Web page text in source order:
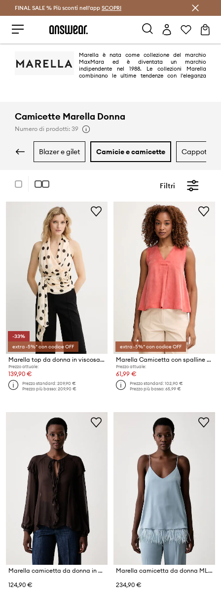
Risparmia con Answear Club >
FINAL SALE % Più sconti nell'app SCOPRI
Marella è nata come collezione del marchio
MaxMara ed è diventata un marchio
indipendente nel 1988. Le collezioni Marella
combinano le ultime tendenze con l'eleganza
Camicette Marella Donna
Numero di prodotti: 39
blazer e gilet camicie e camicette cappotti
Filtri
-33%
extra -5%* con codice OFF
Marella top da donna in viscosa CABINA
Prezzo attuale:
139,90 €
Prezzo standard:209,90 €
Prezzo più basso:209,90 €
extra -5%* con codice OFF
Marella Camicetta con spalline da donna in lyocell Emme by Marella
Prezzo attuale:
61,99 €
Prezzo standard:102,90 €
Prezzo più basso:65,99 €
Marella camicetta da donna in viscosa MLLGELA
124,90 €
Marella camicetta da donna MLLOSCURI
234,90 €